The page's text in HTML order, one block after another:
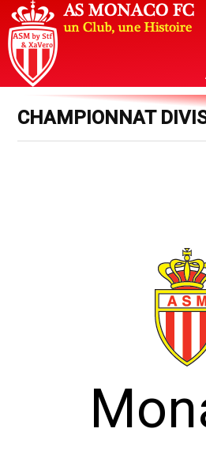
CHAMPIONNAT